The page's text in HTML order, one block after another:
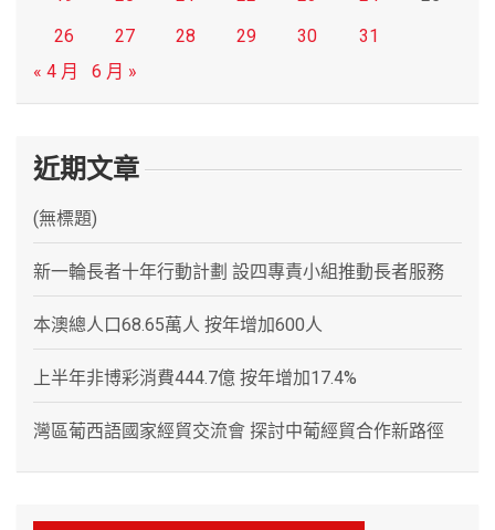
26
27 28 29 30
31
« 4 月
6 月 »
近期文章
(無標題)
新一輪長者十年行動計劃 設四專責小組推動長者服務
本澳總人口68.65萬人 按年增加600人
上半年非博彩消費444.7億 按年增加17.4%
灣區葡西語國家經貿交流會 探討中葡經貿合作新路徑